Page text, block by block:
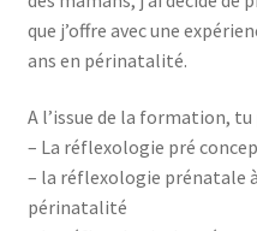
Mon compte
Mes commandes
Formations Externes
que j’offre avec une
ans en périnatalité.
A l’issue de la formation,
– La réflexologie pré
– la réflexologie prénatale
périnatalité